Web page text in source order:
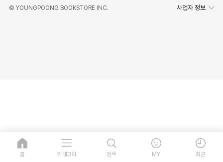
© YOUNGPOONG BOOKSTORE INC. 사업자 정보
홈 카테고리 검색 MY 최근